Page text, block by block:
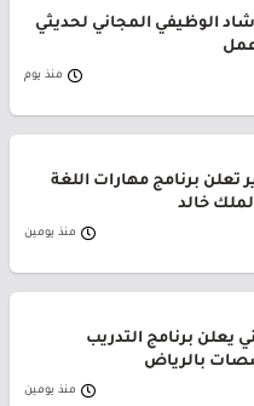
الوظيفي المجاني لحديثي
عمل
منذ يوم
برنامج مهارات اللغة
خالد
منذ يومين
يعلن برنامج التدريب
بالرياض
منذ يومين